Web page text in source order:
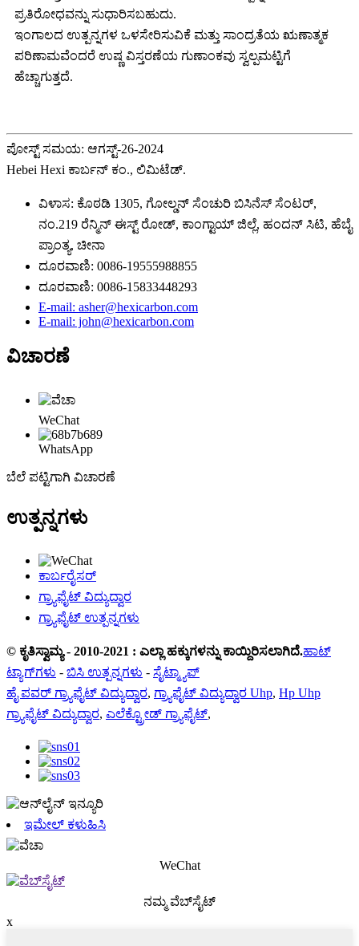
ಪ್ರತಿರೋಧವನ್ನು ಸುಧಾರಿಸಬಹುದು.
ಇಂಗಾಲದ ಉತ್ಪನ್ನಗಳ ಒಳಸೇರಿಸುವಿಕೆ ಮತ್ತು ಸಾಂದ್ರತೆಯ ಋಣಾತ್ಮಕ
ಪರಿಣಾಮವೆಂದರೆ ಉಷ್ಣ ವಿಸ್ತರಣೆಯ ಗುಣಾಂಕವು ಸ್ವಲ್ಪಮಟ್ಟಿಗೆ
ಹೆಚ್ಚಾಗುತ್ತದೆ.
ಪೋಸ್ಟ್ ಸಮಯ: ಆಗಸ್ಟ್-26-2024
Hebei Hexi ಕಾರ್ಬನ್ ಕಂ., ಲಿಮಿಟೆಡ್.
ವಿಳಾಸ: ಕೊಠಡಿ 1305, ಗೋಲ್ಡನ್ ಸೆಂಚುರಿ ಬಿಸಿನೆಸ್ ಸೆಂಟರ್,
ನಂ.219 ರೆನ್ಮಿನ್ ಈಸ್ಟ್ ರೋಡ್, ಕಾಂಗ್ಟಾಯ್ ಜಿಲ್ಲೆ, ಹಂದನ್ ಸಿಟಿ, ಹೆಬೈ
ಪ್ರಾಂತ್ಯ, ಚೀನಾ
ದೂರವಾಣಿ: 0086-19555988855
ದೂರವಾಣಿ: 0086-15833448293
E-mail: asher@hexicarbon.com
E-mail: john@hexicarbon.com
ವಿಚಾರಣೆ
WeChat
WhatsApp
ಬೆಲೆ ಪಟ್ಟಿಗಾಗಿ ವಿಚಾರಣೆ
ಉತ್ಪನ್ನಗಳು
ಕಾರ್ಬರೈಸರ್
ಗ್ರ್ಯಾಫೈಟ್ ವಿದ್ಯುದ್ವಾರ
ಗ್ರ್ಯಾಫೈಟ್ ಉತ್ಪನ್ನಗಳು
© ಕೃತಿಸ್ವಾಮ್ಯ - 2010-2021 : ಎಲ್ಲಾ ಹಕ್ಕುಗಳನ್ನು ಕಾಯ್ದಿರಿಸಲಾಗಿದೆ.ಹಾಟ್
ಟ್ಯಾಗ್‌ಗಳು - ಬಿಸಿ ಉತ್ಪನ್ನಗಳು - ಸೈಟ್ಮ್ಯಾಪ್
ಹೈ ಪವರ್ ಗ್ರ್ಯಾಫೈಟ್ ವಿದ್ಯುದ್ವಾರ, ಗ್ರ್ಯಾಫೈಟ್ ವಿದ್ಯುದ್ವಾರ Uhp, Hp Uhp
ಗ್ರ್ಯಾಫೈಟ್ ವಿದ್ಯುದ್ವಾರ, ಎಲೆಕ್ಟ್ರೋಡ್ ಗ್ರ್ಯಾಫೈಟ್,
ಇಮೇಲ್ ಕಳುಹಿಸಿ
WeChat
ನಮ್ಮ ವೆಬ್‌ಸೈಟ್
x